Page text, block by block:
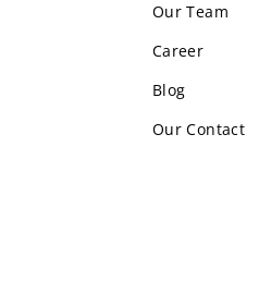
Our Team
Career
Blog
Our Contact